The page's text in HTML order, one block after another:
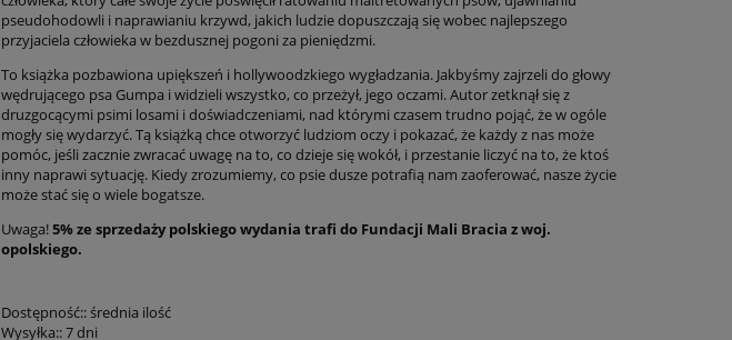
pseudohodowli i naprawianiu krzywd, jakich ludzie dopuszczają się wobec najlepszego
przyjaciela człowieka w bezdusznej pogoni za pieniędzmi.
To książka pozbawiona upiększeń i hollywoodzkiego wygładzania. Jakbyśmy zajrzeli do głowy
wędrującego psa Gumpa i widzieli wszystko, co przeżył, jego oczami. Autor zetknął się z
druzgocącymi psimi losami i doświadczeniami, nad którymi czasem trudno pojąć, że w ogóle
mogły się wydarzyć. Tą książką chce otworzyć ludziom oczy i pokazać, że każdy z nas może
pomóc, jeśli zacznie zwracać uwagę na to, co dzieje się wokół, i przestanie liczyć na to, że ktoś
inny naprawi sytuację. Kiedy zrozumiemy, co psie dusze potrafią nam zaoferować, nasze życie
może stać się o wiele bogatsze.
Uwaga!5% ze sprzedaży polskiego wydania trafi do Fundacji Mali Bracia z woj.
opolskiego.
Dostępność::średnia ilość
Wysyłka::7 dni